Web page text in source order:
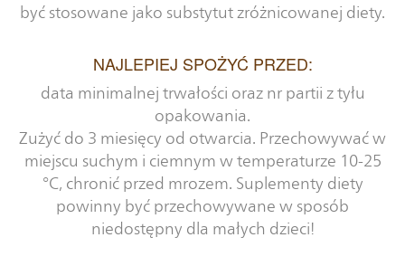
być stosowane jako substytut zróżnicowanej diety.
NAJLEPIEJ SPOŻYĆ PRZED:
data minimalnej trwałości oraz nr partii z tyłu
opakowania.
Zużyć do 3 miesięcy od otwarcia. Przechowywać w
miejscu suchym i ciemnym w temperaturze 10-25
°C, chronić przed mrozem. Suplementy diety
powinny być przechowywane w sposób
niedostępny dla małych dzieci!